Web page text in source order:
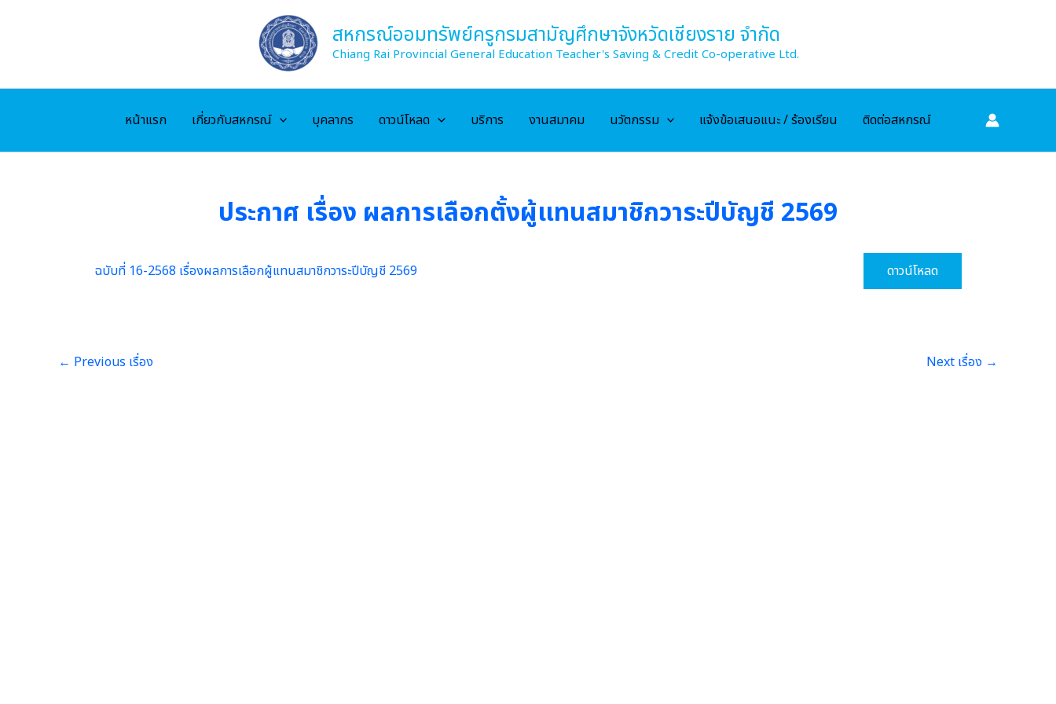
สหกรณ์ออมทรัพย์ครูกรมสามัญศึกษาจังหวัดเชียงราย จำกัด
Chiang Rai Provincial General Education Teacher's Saving & Credit Co-operative Ltd.
หน้าแรก เกี่ยวกับสหกรณ์ บุคลากร ดาวน์โหลด บริการ งานสมาคม นวัตกรรม แจ้งข้อเสนอแนะ / ร้องเรียน ติดต่อสหกรณ์
ประกาศ เรื่อง ผลการเลือกตั้งผู้แทนสมาชิกวาระปีบัญชี 2569
ฉบับที่ 16-2568 เรื่องผลการเลือกผู้แทนสมาชิกวาระปีบัญชี 2569 ดาวน์โหลด
← Previous เรื่อง Next เรื่อง →